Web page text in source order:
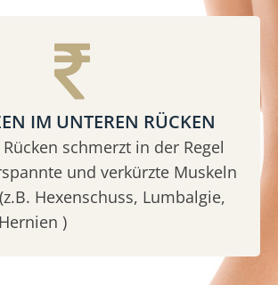
IM UNTEREN RÜCKEN
schmerzt in der Regel
und verkürzte Muskeln
Hexenschuss, Lumbalgie,
)